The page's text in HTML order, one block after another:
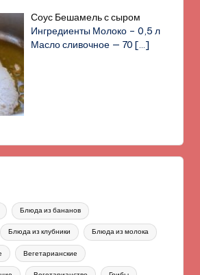
Соус Бешамель с сыром
Ингредиенты Молоко – 0,5 л
Масло сливочное — 70[…]
Блюда из бананов
Блюда из клубники Блюда из молока
Вегетарианские